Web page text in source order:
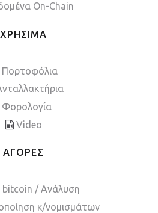
On-Chain
ΧΡΗΣΙΜΑ
Πορτοφόλια
Φορολογία
Video
ΑΓΟΡΕΣ
bitcoin / Ανάλυση
κ/νομισμάτων